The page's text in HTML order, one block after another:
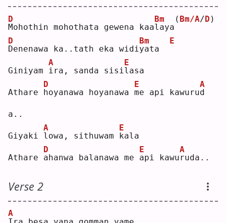
M
D
ohothin mohothata gewena kaal
Bm
aya
( Bm/A/D )
D
D
enenawa ka..tath eka widiy
Bm
ata
E
Giniyam i
A
ra, sanda sisil
E
asa
Athare h
D
oyanawa hoyanawa m
E
e api kawurud
A
a..
Giyaki l
A
owa, sithuwam k
E
ala
Athare a
D
hanwa balanawa me a
E
pi kawur
A
uda..
Verse 2
A